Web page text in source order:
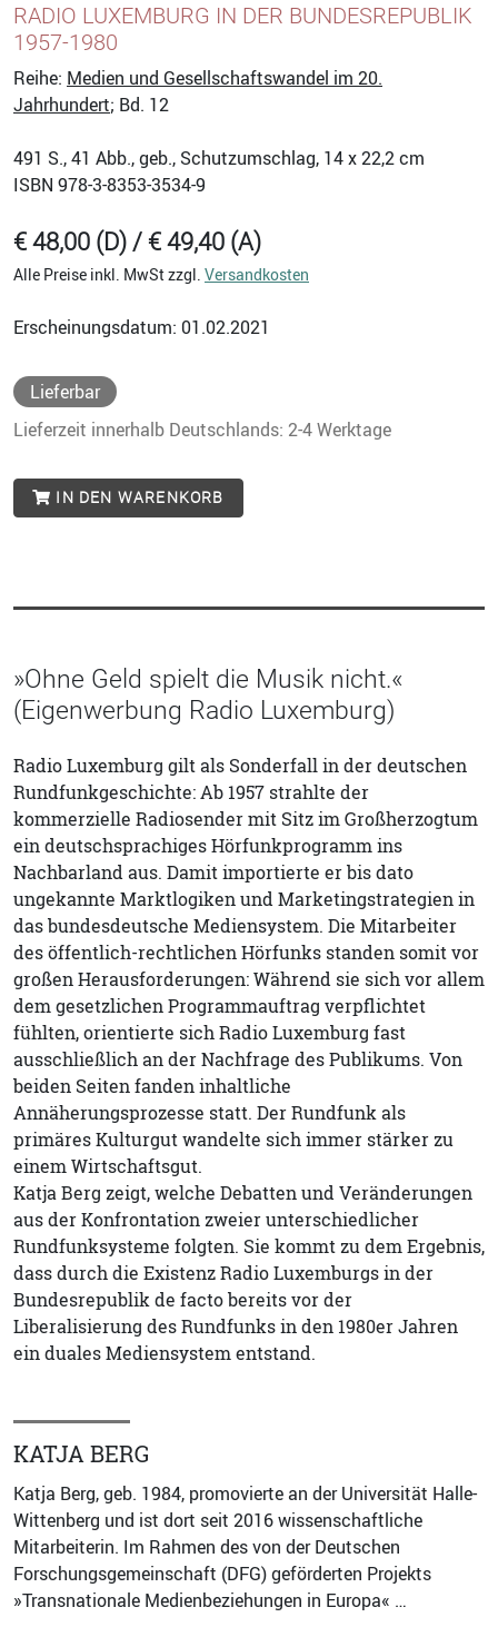
RADIO LUXEMBURG IN DER BUNDESREPUBLIK
1957-1980
Reihe: Medien und Gesellschaftswandel im 20.
Jahrhundert; Bd. 12
491 S., 41 Abb., geb., Schutzumschlag, 14 x 22,2 cm
ISBN 978-3-8353-3534-9
€ 48,00 (D) / € 49,40 (A)
Alle Preise inkl. MwSt zzgl. Versandkosten
Erscheinungsdatum: 01.02.2021
Lieferbar
Lieferzeit innerhalb Deutschlands: 2-4 Werktage
IN DEN WARENKORB
»Ohne Geld spielt die Musik nicht.«
(Eigenwerbung Radio Luxemburg)
Radio Luxemburg gilt als Sonderfall in der deutschen
Rundfunkgeschichte: Ab 1957 strahlte der
kommerzielle Radiosender mit Sitz im Großherzogtum
ein deutschsprachiges Hörfunkprogramm ins
Nachbarland aus. Damit importierte er bis dato
ungekannte Marktlogiken und Marketingstrategien in
das bundesdeutsche Mediensystem. Die Mitarbeiter
des öffentlich-rechtlichen Hörfunks standen somit vor
großen Herausforderungen: Während sie sich vor allem
dem gesetzlichen Programmauftrag verpflichtet
fühlten, orientierte sich Radio Luxemburg fast
ausschließlich an der Nachfrage des Publikums. Von
beiden Seiten fanden inhaltliche
Annäherungsprozesse statt. Der Rundfunk als
primäres Kulturgut wandelte sich immer stärker zu
einem Wirtschaftsgut.
Katja Berg zeigt, welche Debatten und Veränderungen
aus der Konfrontation zweier unterschiedlicher
Rundfunksysteme folgten. Sie kommt zu dem Ergebnis,
dass durch die Existenz Radio Luxemburgs in der
Bundesrepublik de facto bereits vor der
Liberalisierung des Rundfunks in den 1980er Jahren
ein duales Mediensystem entstand.
KATJA BERG
Katja Berg, geb. 1984, promovierte an der Universität Halle-
Wittenberg und ist dort seit 2016 wissenschaftliche
Mitarbeiterin. Im Rahmen des von der Deutschen
Forschungsgemeinschaft (DFG) geförderten Projekts
»Transnationale Medienbeziehungen in Europa« …